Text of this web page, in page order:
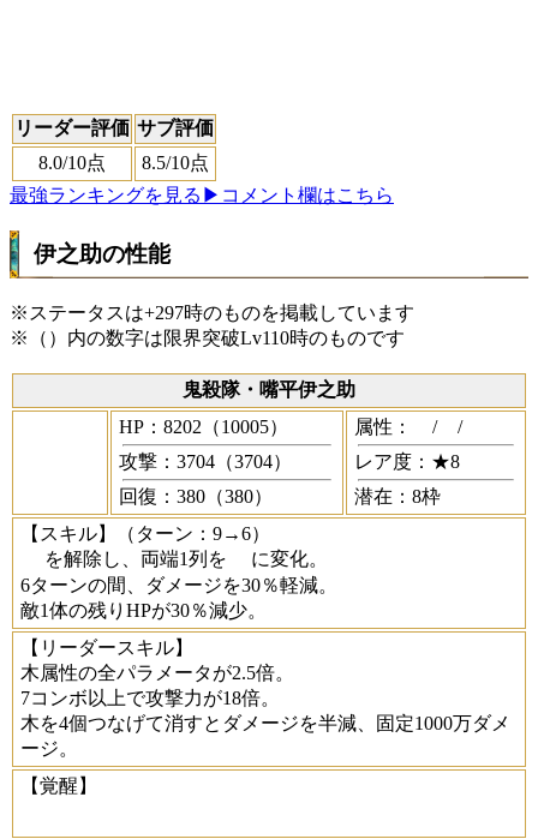
リーダー評価 サブ評価
8.0/10点 8.5/10点
最強ランキングを見る ▶コメント欄はこちら
伊之助の性能
※ステータスは+297時のものを掲載しています
※（）内の数字は限界突破Lv110時のものです
鬼殺隊・嘴平伊之助
HP：8202（10005）
攻撃：3704（3704）
回復：380（380）
属性： /
/
レア度：★8
潜在：8枠
【スキル】
（ターン：9→6）
を解除し、両端1列を
に変化。
6ターンの間、ダメージを30％軽減。
敵1体の残りHPが30％減少。
【リーダースキル】
木属性の全パラメータが2.5倍。
7コンボ以上で攻撃力が18倍。
木を4個つなげて消すとダメージを半減、固定1000万ダメ
ージ。
【覚醒】